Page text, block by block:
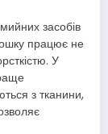
засобів
працює не
У
з тканини,